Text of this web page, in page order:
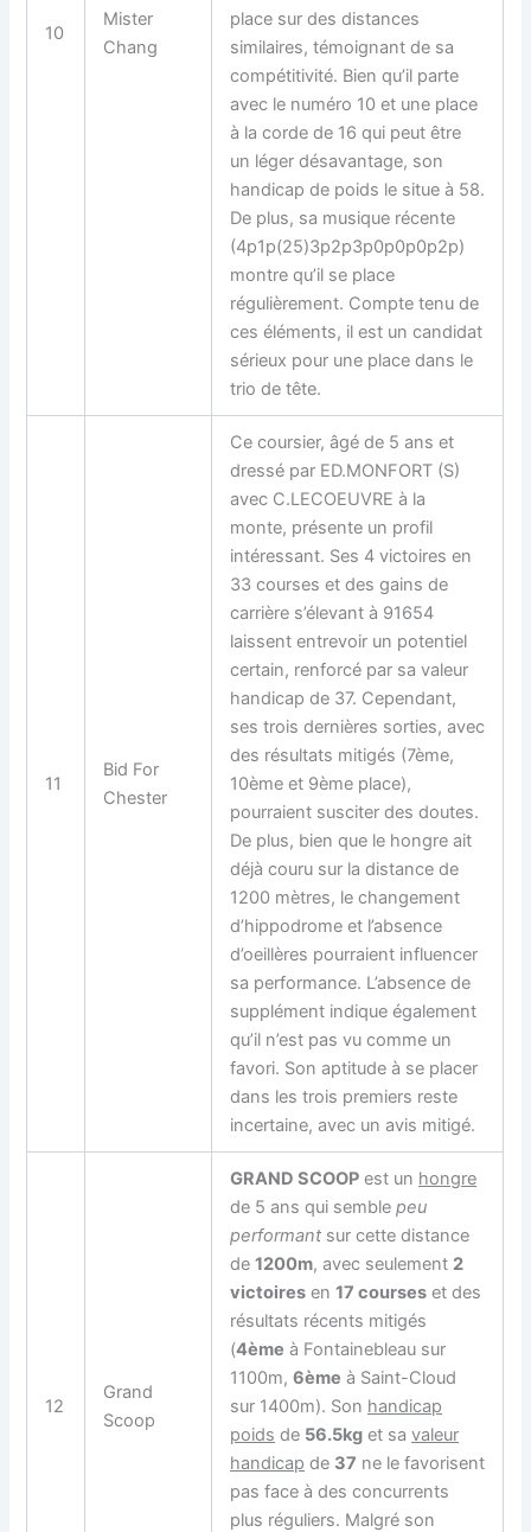
10
Mister
Chang
place sur des distances
similaires, témoignant de sa
compétitivité. Bien qu’il parte
avec le numéro 10 et une place
à la corde de 16 qui peut être
un léger désavantage, son
handicap de poids le situe à 58.
De plus, sa musique récente
(4p1p(25)3p2p3p0p0p0p2p)
montre qu’il se place
régulièrement. Compte tenu de
ces éléments, il est un candidat
sérieux pour une place dans le
trio de tête.
11
Bid For
Chester
Ce coursier, âgé de 5 ans et
dressé par ED.MONFORT (S)
avec C.LECOEUVRE à la
monte, présente un profil
intéressant. Ses 4 victoires en
33 courses et des gains de
carrière s’élevant à 91654
laissent entrevoir un potentiel
certain, renforcé par sa valeur
handicap de 37. Cependant,
ses trois dernières sorties, avec
des résultats mitigés (7ème,
10ème et 9ème place),
pourraient susciter des doutes.
De plus, bien que le hongre ait
déjà couru sur la distance de
1200 mètres, le changement
d’hippodrome et l’absence
d’oeillères pourraient influencer
sa performance. L’absence de
supplément indique également
qu’il n’est pas vu comme un
favori. Son aptitude à se placer
dans les trois premiers reste
incertaine, avec un avis mitigé.
12
Grand
Scoop
GRAND SCOOP est un hongre
de 5 ans qui semblepeu
performant sur cette distance
de1200m, avec seulement 2
victoires en17 courses et des
résultats récents mitigés
(4ème à Fontainebleau sur
1100m,6ème à Saint-Cloud
sur 1400m). Son handicap
poids de 56.5kg et savaleur
handicap de 37 ne le favorisent
pas face à des concurrents
plus réguliers. Malgré son